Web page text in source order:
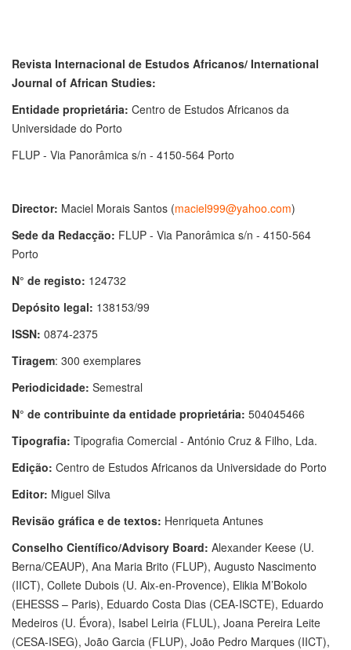
Revista Internacional de Estudos Africanos/ International
Journal of African Studies:
Entidade proprietária: Centro de Estudos Africanos da
Universidade do Porto
FLUP - Via Panorâmica s/n - 4150-564 Porto
Director: Maciel Morais Santos (maciel999@yahoo.com)
Sede da Redacção: FLUP - Via Panorâmica s/n - 4150-564
Porto
N° de registo: 124732
Depósito legal: 138153/99
ISSN: 0874-2375
Tiragem: 300 exemplares
Periodicidade: Semestral
N° de contribuinte da entidade proprietária: 504045466
Tipografia: Tipografia Comercial - António Cruz & Filho, Lda.
Edição: Centro de Estudos Africanos da Universidade do Porto
Editor: Miguel Silva
Revisão gráfica e de textos: Henriqueta Antunes
Conselho Científico/Advisory Board: Alexander Keese (U.
Berna/CEAUP), Ana Maria Brito (FLUP), Augusto Nascimento
(IICT), Collete Dubois (U. Aix-en-Provence), Elikia M’Bokolo
(EHESSS – Paris), Eduardo Costa Dias (CEA-ISCTE), Eduardo
Medeiros (U. Évora), Isabel Leiria (FLUL), Joana Pereira Leite
(CESA-ISEG), João Garcia (FLUP), João Pedro Marques (IICT),